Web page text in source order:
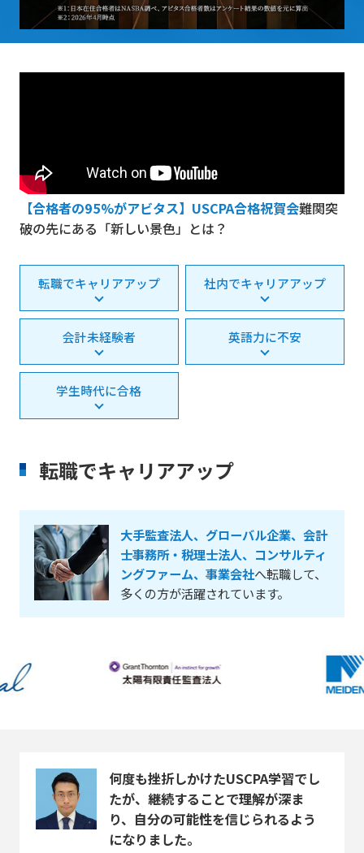
【合格者の95%がアビタス】USCPA合格祝賀会難関突
破の先にある「新しい景色」とは？
転職でキャリアアップ 社内でキャリアアップ
会計未経験者 英語力に不安
学生時代に合格
転職でキャリアアップ
大手監査法人、グローバル企業、会計
士事務所・税理士法人、コンサルティ
ングファーム、事業会社へ転職して、
多くの方が活躍されています。
何度も挫折しかけたUSCPA学習でし
たが、継続することで理解が深ま
り、自分の可能性を信じられるよう
になりました。